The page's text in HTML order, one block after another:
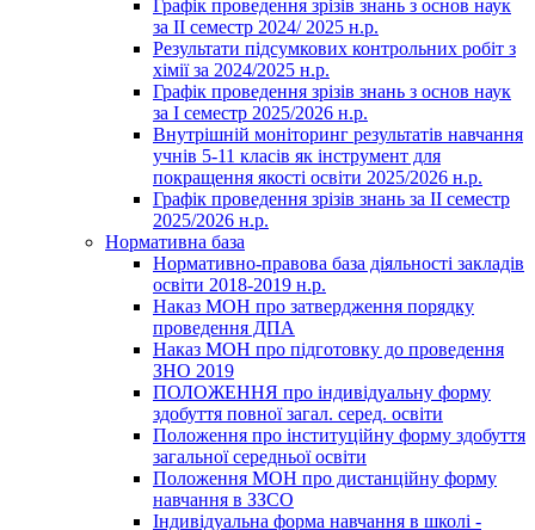
Графік проведення зрізів знань з основ наук
за ІІ семестр 2024/ 2025 н.р.
Результати підсумкових контрольних робіт з
хімії за 2024/2025 н.р.
Графік проведення зрізів знань з основ наук
за І семестр 2025/2026 н.р.
Внутрішній моніторинг результатів навчання
учнів 5-11 класів як інструмент для
покращення якості освіти 2025/2026 н.р.
Графік проведення зрізів знань за ІІ семестр
2025/2026 н.р.
Нормативна база
Нормативно-правова база діяльності закладів
освіти 2018-2019 н.р.
Наказ МОН про затвердження порядку
проведення ДПА
Наказ МОН про підготовку до проведення
ЗНО 2019
ПОЛОЖЕННЯ про індивідуальну форму
здобуття повної загал. серед. освіти
Положення про інституційну форму здобуття
загальної середньої освіти
Положення МОН про дистанційну форму
навчання в ЗЗСО
Індивідуальна форма навчання в школі -